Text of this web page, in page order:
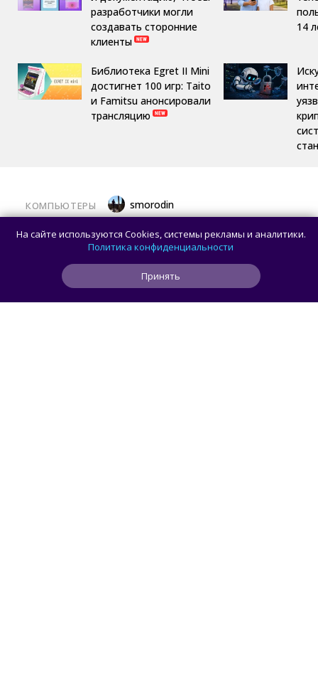
разработчики могли
создавать сторонние
клиенты
Библиотека Egret II Mini
достигнет 100 игр: Taito
и Famitsu анонсировали
трансляцию
14
КОМПЬЮТЕРЫ smorodin
Половина корпусов для ПК имеют
значительные расхождения в реальных
размерах и размерах на бумаге —
исследование Noctua
На сайте используются Cookies, системы рекламы и аналитики.
Политика конфиденциальности
Принять